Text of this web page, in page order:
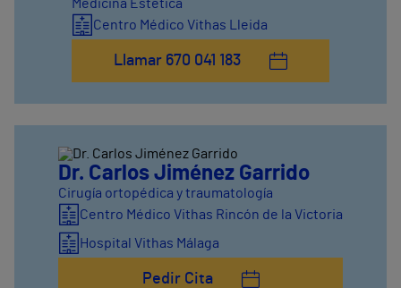
Medicina Estética
Centro Médico Vithas Lleida
Llamar 670 041 183
Dr. Carlos Jiménez Garrido
Cirugía ortopédica y traumatología
Centro Médico Vithas Rincón de la Victoria
Hospital Vithas Málaga
Pedir Cita